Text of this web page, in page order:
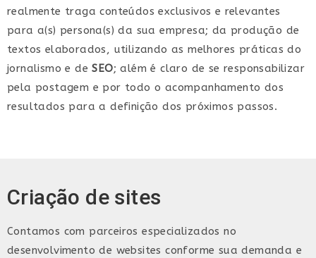
realmente traga conteúdos exclusivos e relevantes
para a(s) persona(s) da sua empresa; da produção de
textos elaborados, utilizando as melhores práticas do
jornalismo e deSEO; além é claro de se responsabilizar
pela postagem e por todo o acompanhamento dos
resultados para a definição dos próximos passos.
Criação de sites
Contamos com parceiros especializados no
desenvolvimento de websites conforme sua demanda e